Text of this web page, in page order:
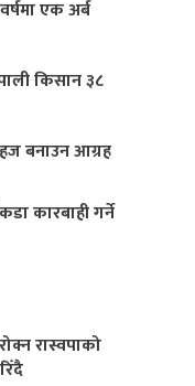
एक अर्ब
किसान ३८
बनाउन आग्रह
कारबाही गर्ने
रास्वपाको